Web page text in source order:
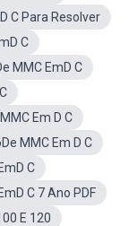
C Para Resolver
C
MMC EmD C
Em D C
MMC Em D C
C
C 7 Ano PDF
E 120